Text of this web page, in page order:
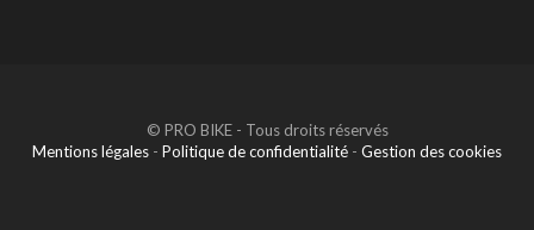
© PRO BIKE - Tous droits réservés
Mentions légales - Politique de confidentialité - Gestion des cookies